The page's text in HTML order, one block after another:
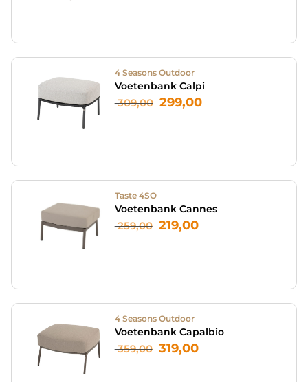
4 Seasons Outdoor
Voetenbank Calpi
309,00 299,00
Taste 4SO
Voetenbank Cannes
259,00 219,00
4 Seasons Outdoor
Voetenbank Capalbio
359,00 319,00